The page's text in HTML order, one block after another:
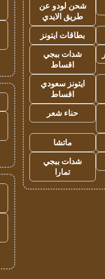
شحن لودو عن
طريق الايدي
بطاقات ايتونز
شدات ببجي
اقساط
ايتونز سعودي
اقساط
حناء شعر
ماتشا
شدات ببجي
تمارا